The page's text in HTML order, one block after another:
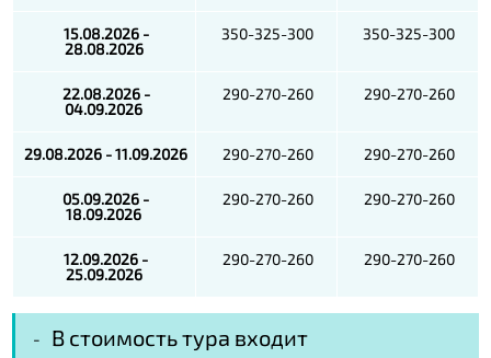
15.08.2026 -
28.08.2026
350-325-300 350-325-300
22.08.2026 -
04.09.2026
290-270-260 290-270-260
29.08.2026 - 11.09.2026 290-270-260 290-270-260
05.09.2026 -
18.09.2026
290-270-260 290-270-260
12.09.2026 -
25.09.2026
290-270-260 290-270-260
В стоимость тура входит